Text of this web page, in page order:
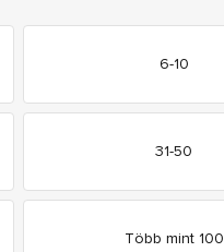
6-10
31-50
Több mint 100